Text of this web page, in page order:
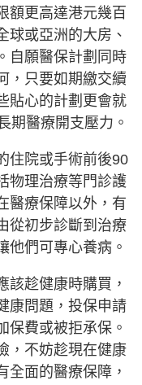
額更高達港元幾百
球或亞洲的大房、
自願醫保計劃同時
，只要如期繳交續
貼心的計劃更會就
期醫療開支壓力。
住院或手術前後90
物理治療等門診護
醫療保障以外，有
從初步診斷到治療
他們可專心養病。
該趁健康時購買，
康問題，投保申請
保費或被拒承保。
，不妨趁現在健康
全面的醫療保障，